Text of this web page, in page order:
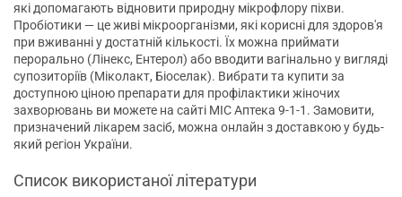
які допомагають відновити природну мікрофлору піхви.
Пробіотики — це живі мікроорганізми, які корисні для здоров'я
при вживанні у достатній кількості. Їх можна приймати
перорально (Лінекс, Ентерол) або вводити вагінально у вигляді
супозиторіїв (Міколакт, Біоселак). Вибрати та купити за
доступною ціною препарати для профілактики жіночих
захворювань ви можете на сайті МІС Аптека 9-1-1. Замовити,
призначений лікарем засіб, можна онлайн з доставкою у будь-
який регіон України.
Список використаної літератури